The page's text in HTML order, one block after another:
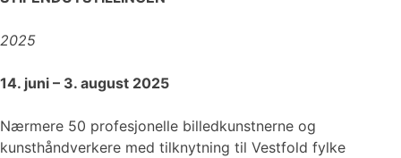
2025
14. juni – 3. august 2025
Nærmere 50 profesjonelle billedkunstnerne og
kunsthåndverkere med tilknytning til Vestfold fylke